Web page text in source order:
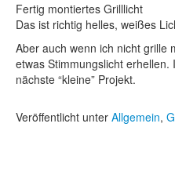
Fertig montiertes Grilllicht
Das ist richtig helles, weißes
Aber auch wenn ich nicht grille
etwas Stimmungslicht
nächste “kleine” Projekt.
Veröffentlicht unter Allgemein,